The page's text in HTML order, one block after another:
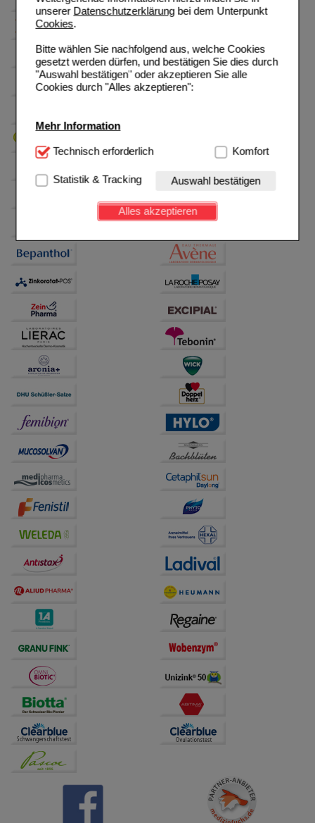
unserer Datenschutzerklärungbei dem Unterpunkt
Cookies.
Bitte wählen Sie nachfolgend aus, welche Cookies
gesetzt werden dürfen, und bestätigen Sie dies durch
"Auswahl bestätigen" oder akzeptieren Sie alle
Cookies durch "Alles akzeptieren":
Mehr Information
Technisch Notwendig:Hierbei handelt es sich um
Website notwendig sind (z.B. Navigation, Warenkorb,
Kundenkonto), weshalb auf diese nicht verzichtet
werden kann.
Einkaufserlebnis noch ansprechender zu gestalten,
beispielsweise für die Wiedererkennung des
Besuchers oder unsere Seite an bevorzugte
Verhaltensweisen (z.B. Spracheinstellung)
anzupassen. Komfort-Cookies ermöglichen es uns
auch auf Ihre Bedürfnisse zugeschrittene Inhalte
anzuzeigen und unser Partnerprogramm zu
betreiben.
Statistik & Tracking:
Hierüber lassen sich
Informationen über die Art und Weise der Nutzung
unserer Website sammeln, mit deren Hilfe wir unsere
Website weiter für Sie optimieren können, den Inhalt
auf unserer Website aber auch die Werbung auf
Drittseiten möglichst relevant für Sie zu gestalten.
Bitte beachten Sie, dass Daten hierfür teilweise an
Dritte wie z.B. Google oder soziale Medien
übertragen werden.
Technisch erforderlich Komfort
Statistik & Tracking Auswahl bestätigen
Alles akzeptieren